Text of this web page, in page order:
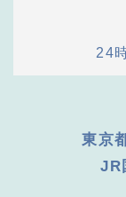
24
東京
JR